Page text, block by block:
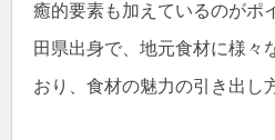
癒的要素も加えているのがポ
田県出身で、地元食材に様々
おり、食材の魅力の引き出し